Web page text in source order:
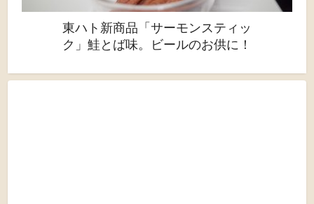
東ハト新商品「サーモンスティッ
ク」鮭とば味。ビールのお供に！